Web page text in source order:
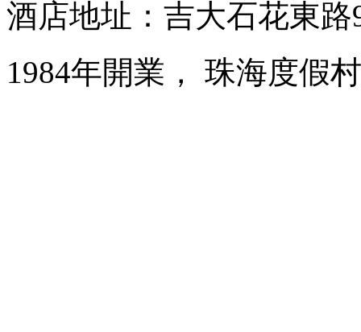
酒店地址：吉大石花東
1984年開業， 珠海度